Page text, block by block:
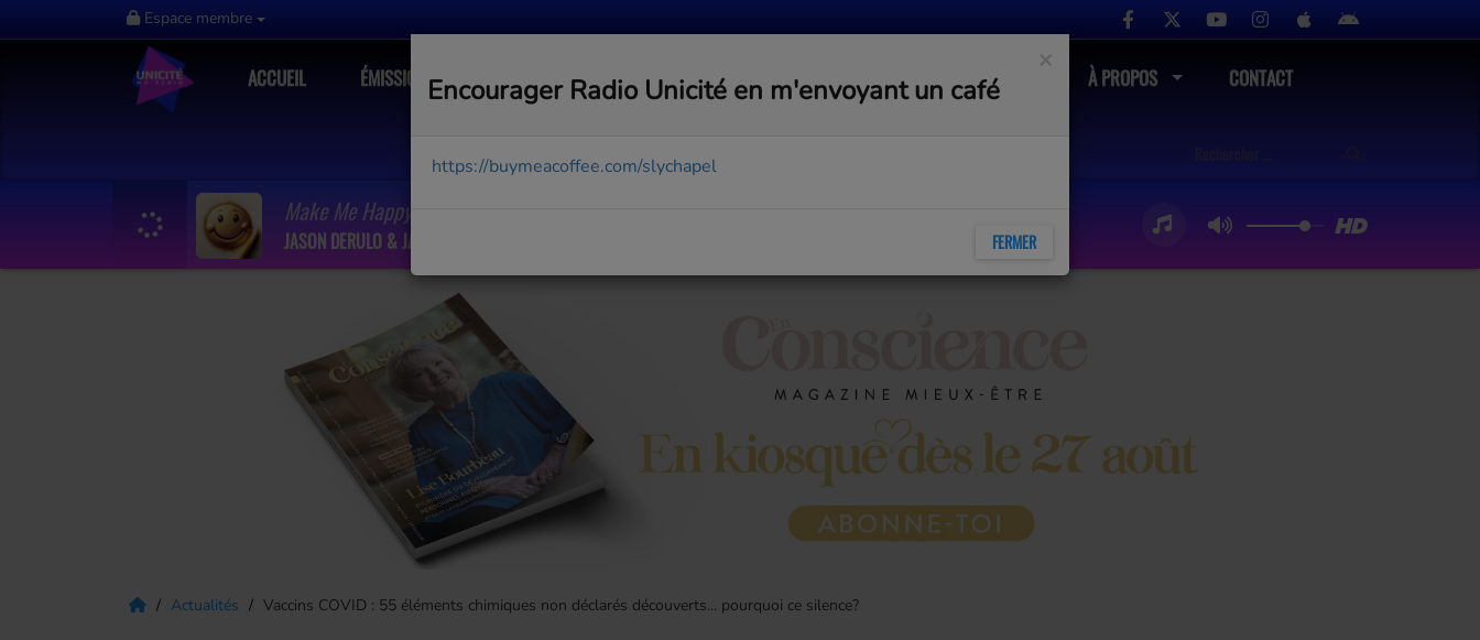
Espace membre
ACCUEIL ÉMISSIONS MUSIQUE ACTUALITÉS MÉDIAS COMMUNAUTÉ À PROPOS CONTACT
Make Me Happy
JASON DERULO & JAWSH 685
Actualités Vaccins COVID : 55 éléments chimiques non déclarés découverts... pourquoi ce silence?
×
Encourager Radio Unicité en m'envoyant un café
https://buymeacoffee.com/slychapel
FERMER